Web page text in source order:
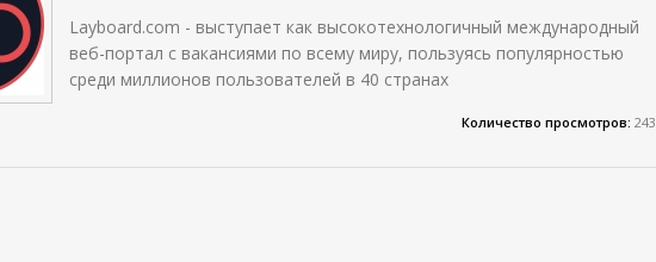
Layboard.com - выступает как высокотехнологичный международный
веб-портал с вакансиями по всему миру, пользуясь популярностью
среди миллионов пользователей в 40 странах
Количество просмотров: 243